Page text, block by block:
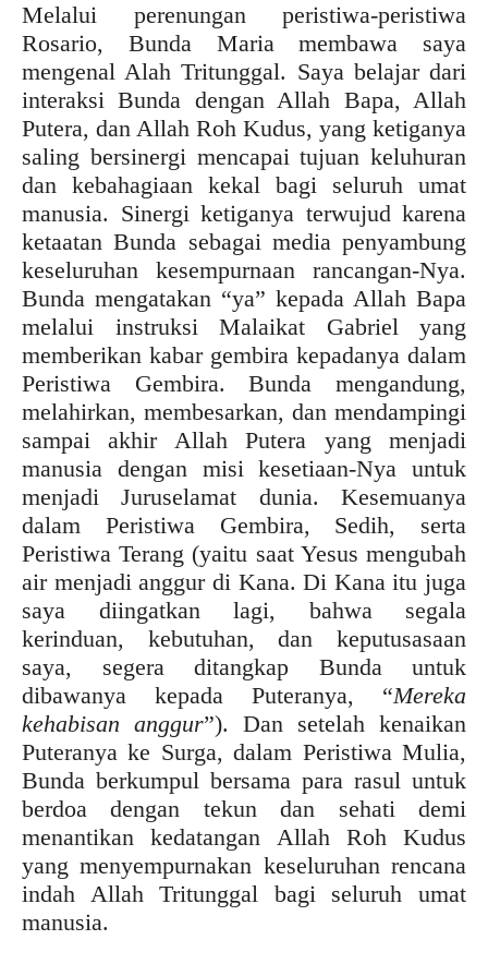
Melalui perenungan peristiwa-peristiwa
Rosario, Bunda Maria membawa saya
mengenal Alah Tritunggal. Saya belajar dari
interaksi Bunda dengan Allah Bapa, Allah
Putera, dan Allah Roh Kudus, yang ketiganya
saling bersinergi mencapai tujuan keluhuran
dan kebahagiaan kekal bagi seluruh umat
manusia. Sinergi ketiganya terwujud karena
ketaatan Bunda sebagai media penyambung
keseluruhan kesempurnaan rancangan-Nya.
Bunda mengatakan “ya” kepada Allah Bapa
melalui instruksi Malaikat Gabriel yang
memberikan kabar gembira kepadanya dalam
Peristiwa Gembira. Bunda mengandung,
melahirkan, membesarkan, dan mendampingi
sampai akhir Allah Putera yang menjadi
manusia dengan misi kesetiaan-Nya untuk
menjadi Juruselamat dunia. Kesemuanya
dalam Peristiwa Gembira, Sedih, serta
Peristiwa Terang (yaitu saat Yesus mengubah
air menjadi anggur di Kana. Di Kana itu juga
saya diingatkan lagi, bahwa segala
kerinduan, kebutuhan, dan keputusasaan
saya, segera ditangkap Bunda untuk
dibawanya kepada Puteranya, “Mereka
kehabisan anggur”). Dan setelah kenaikan
Puteranya ke Surga, dalam Peristiwa Mulia,
Bunda berkumpul bersama para rasul untuk
berdoa dengan tekun dan sehati demi
menantikan kedatangan Allah Roh Kudus
yang menyempurnakan keseluruhan rencana
indah Allah Tritunggal bagi seluruh umat
manusia.